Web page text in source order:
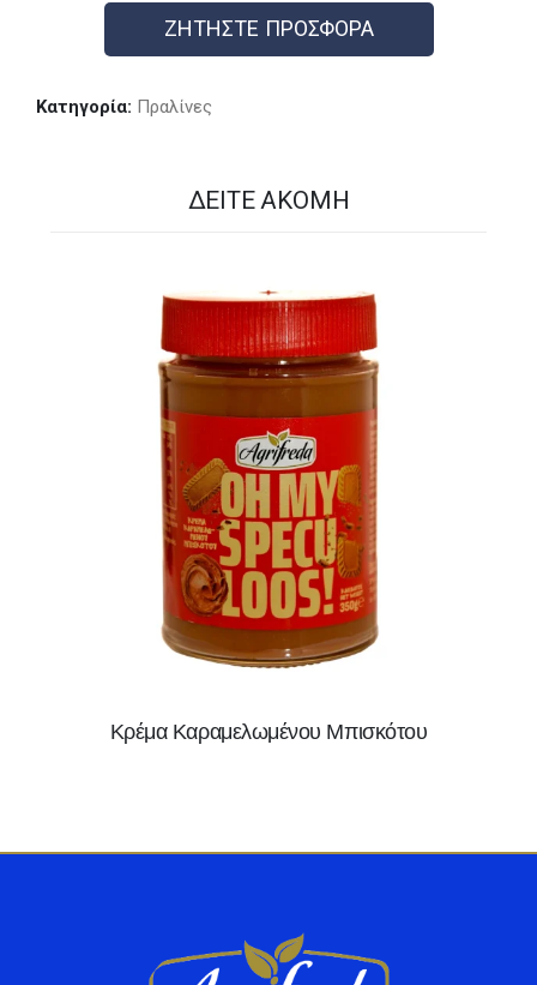
ΖΗΤΗΣΤΕ ΠΡΟΣΦΟΡΑ
Κατηγορία: Πραλίνες
ΔΕΊΤΕ ΑΚΌΜΗ
Κρέμα Καραμελωμένου Μπισκότου